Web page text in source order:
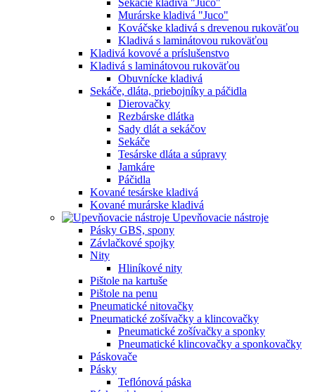
Murárske kladivá "Juco"
Kováčske kladivá s drevenou rukoväťou
Kladivá s laminátovou rukoväťou
Kladivá kovové a príslušenstvo
Kladivá s laminátovou rukoväťou
Obuvnícke kladivá
Sekáče, dláta, priebojníky a páčidla
Dierovačky
Rezbárske dlátka
Sady dlát a sekáčov
Sekáče
Tesárske dláta a súpravy
Jamkáre
Páčidla
Kované tesárske kladivá
Kované murárske kladivá
Upevňovacie nástroje
Pásky GBS, spony
Závlačkové spojky
Nity
Hliníkové nity
Pištole na kartuše
Pištole na penu
Pneumatické nitovačky
Pneumatické zošívačky a klincovačky
Pneumatické zošívačky a sponky
Pneumatické klincovačky a sponkovačky
Páskovače
Pásky
Teflónová páska